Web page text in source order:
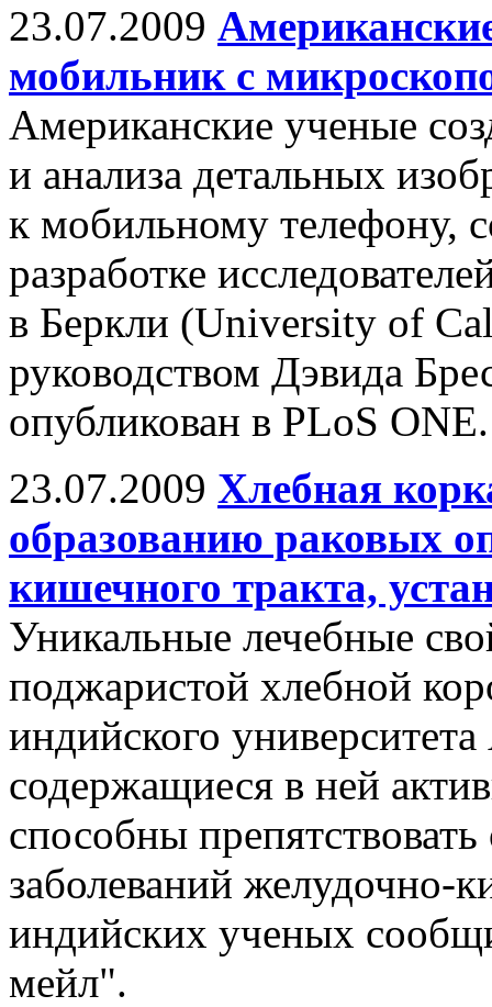
23.07.2009
мобильник с
Американские ученые
и анализа детальных
к мобильному телефону,
разработке
в Беркли (University of
руководством Дэвида
опубликован в PLoS ONE.
23.07.2009 Хлебная
образованию раковых
кишечного тракта,
Уникальные лечебные
поджаристой хлебной
индийского
содержащиеся в ней
способны
заболеваний желудочно-
индийских ученых
мейл".